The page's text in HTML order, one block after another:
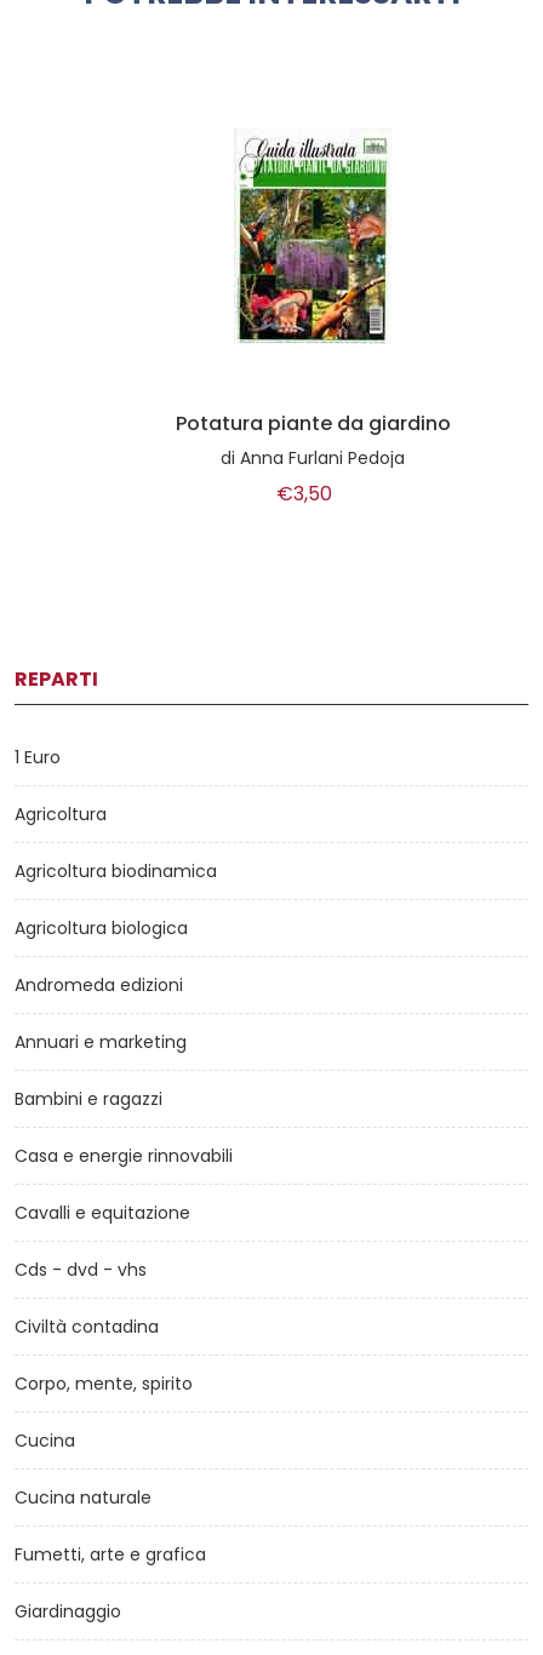
Potatura piante da giardino
Anna Furlani Pedoja
€3,50
REPARTI
1 Euro
Agricoltura
Agricoltura biodinamica
Agricoltura biologica
Andromeda edizioni
Annuari e marketing
Bambini e ragazzi
Casa e energie rinnovabili
Cavalli e equitazione
Cds - dvd - vhs
Civiltà contadina
Corpo, mente, spirito
Cucina
Cucina naturale
Fumetti, arte e grafica
Giardinaggio